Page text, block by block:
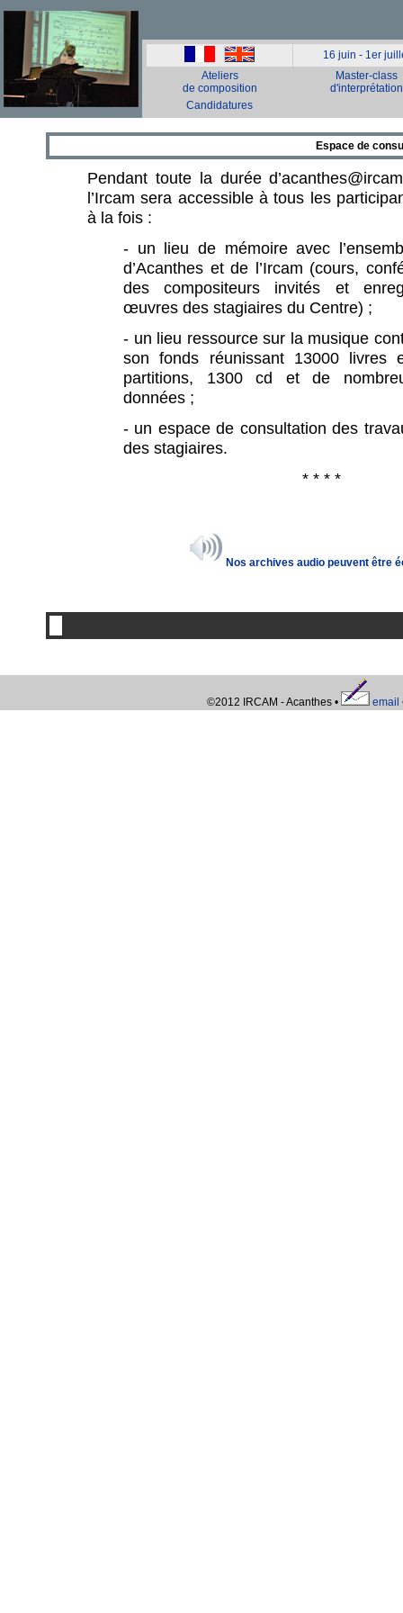
16 juin - 1er
Ateliers
de composition
Master-class
d'interprétation
Candidatures
Espace de
Pendant toute la durée
l’Ircam sera accessible à tous les
à la fois :
- un lieu de mémoire avec
d’Acanthes et de l’Ircam (cours,
des compositeurs invités et
œuvres des stagiaires du Centre) ;
- un lieu ressource sur la musique
son fonds réunissant 13000 livres
partitions, 1300 cd et de
données ;
- un espace de consultation des
des stagiaires.
* * * *
Nos archives audio peuvent être
©2012 IRCAM - Acanthes • email